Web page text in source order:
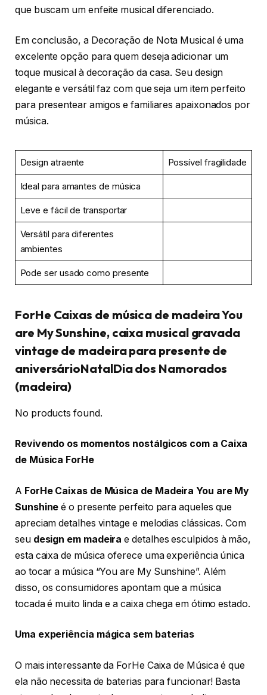
que buscam um enfeite musical diferenciado.
Em conclusão, a Decoração de Nota Musical é uma
excelente opção para quem deseja adicionar um
toque musical à decoração da casa. Seu design
elegante e versátil faz com que seja um item perfeito
para presentear amigos e familiares apaixonados por
música.
Design atraente Possível fragilidade
Ideal para amantes de música
Leve e fácil de transportar
Versátil para diferentes
ambientes
Pode ser usado como presente
ForHe Caixas de música de madeira You
are My Sunshine, caixa musical gravada
vintage de madeira para presente de
aniversárioNatalDia dos Namorados
(madeira)
No products found.
Revivendo os momentos nostálgicos com a Caixa
de Música ForHe
A ForHe Caixas de Música de Madeira You are My
Sunshine é o presente perfeito para aqueles que
apreciam detalhes vintage e melodias clássicas. Com
seu design em madeira e detalhes esculpidos à mão,
esta caixa de música oferece uma experiência única
ao tocar a música “You are My Sunshine”. Além
disso, os consumidores apontam que a música
tocada é muito linda e a caixa chega em ótimo estado.
Uma experiência mágica sem baterias
O mais interessante da ForHe Caixa de Música é que
ela não necessita de baterias para funcionar! Basta